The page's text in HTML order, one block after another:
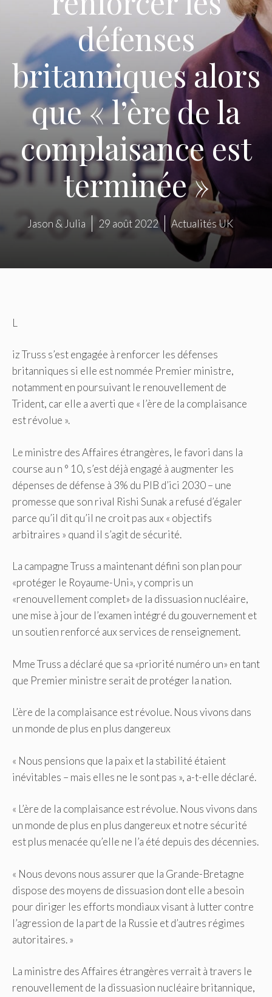
défenses
britanniques alors
que « l’ère de la
complaisance est
terminée »
Jason & Julia 29 août 2022 Actualités UK
L
iz Truss s’est engagée à renforcer les défenses
britanniques si elle est nommée Premier ministre,
notamment en poursuivant le renouvellement de
Trident, car elle a averti que « l’ère de la complaisance
est révolue ».
Le ministre des Affaires étrangères, le favori dans la
course au n ° 10, s’est déjà engagé à augmenter les
dépenses de défense à 3% du PIB d’ici 2030 – une
promesse que son rival Rishi Sunak a refusé d’égaler
parce qu’il dit qu’il ne croit pas aux « objectifs
arbitraires » quand il s’agit de sécurité.
La campagne Truss a maintenant défini son plan pour
«protéger le Royaume-Uni», y compris un
«renouvellement complet» de la dissuasion nucléaire,
une mise à jour de l’examen intégré du gouvernement et
un soutien renforcé aux services de renseignement.
Mme Truss a déclaré que sa «priorité numéro un» en tant
que Premier ministre serait de protéger la nation.
L’ère de la complaisance est révolue. Nous vivons dans
un monde de plus en plus dangereux
« Nous pensions que la paix et la stabilité étaient
inévitables – mais elles ne le sont pas », a-t-elle déclaré.
« L’ère de la complaisance est révolue. Nous vivons dans
un monde de plus en plus dangereux et notre sécurité
est plus menacée qu’elle ne l’a été depuis des décennies.
« Nous devons nous assurer que la Grande-Bretagne
dispose des moyens de dissuasion dont elle a besoin
pour diriger les efforts mondiaux visant à lutter contre
l’agression de la part de la Russie et d’autres régimes
autoritaires. »
La ministre des Affaires étrangères verrait à travers le
renouvellement de la dissuasion nucléaire britannique,